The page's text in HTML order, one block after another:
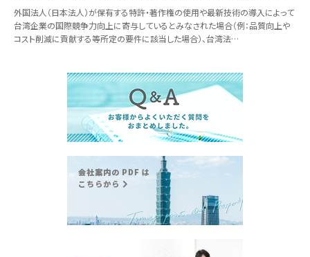
外国法人（日本法人）が保有する特許・著作権の使用や最新技術の導入によって
台湾企業の国際競争力向上に寄与しているとみなされた場合（例：品質向上や
コスト削減に貢献する等所定の要件に該当した場合）、台湾法…